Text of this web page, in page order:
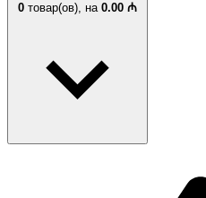
0 товар(ов), на 0.00 ₼